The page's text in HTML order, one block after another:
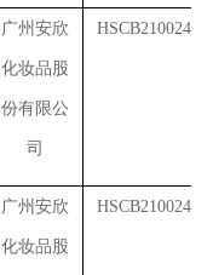
广州安欣
化妆品股
份有限公
司
广州安欣
化妆品股